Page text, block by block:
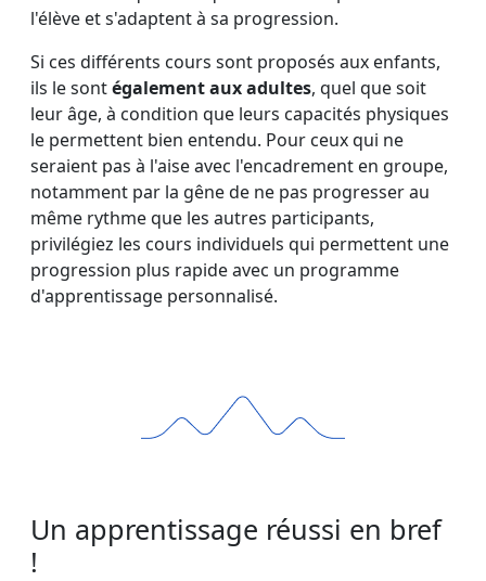
l'élève et s'adaptent à sa progression.
Si ces différents cours sont proposés aux enfants,
ils le sontégalement aux adultes, quel que soit
leur âge, à condition que leurs capacités physiques
le permettent bien entendu. Pour ceux qui ne
seraient pas à l'aise avec l'encadrement en groupe,
notamment par la gêne de ne pas progresser au
même rythme que les autres participants,
privilégiez les cours individuels qui permettent une
progression plus rapide avec un programme
d'apprentissage personnalisé.
Un apprentissage réussi en bref
!